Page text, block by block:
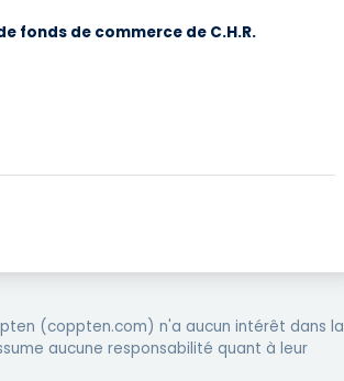
fonds de commerce de C.H.R.
(coppten.com) n'a aucun intérêt dans la
aucune responsabilité quant à leur